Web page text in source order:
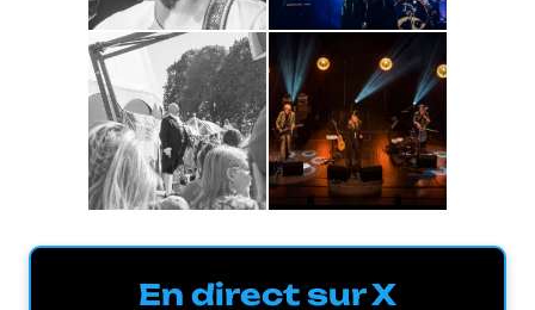
En direct sur X